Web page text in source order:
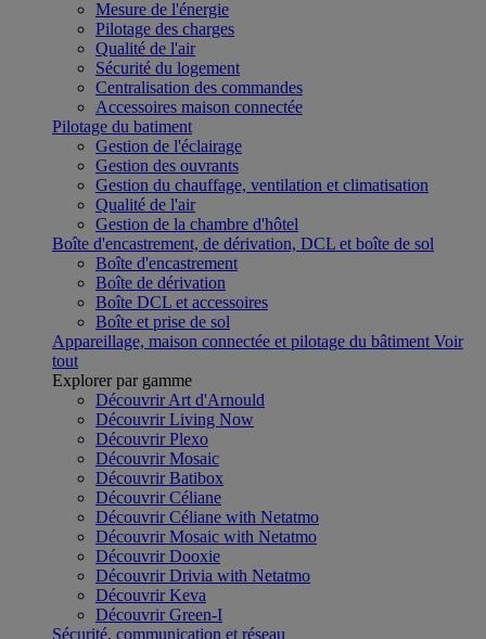
Mesure de l'énergie
Pilotage des charges
Qualité de l'air
Sécurité du logement
Centralisation des commandes
Accessoires maison connectée
Pilotage du batiment
Gestion de l'éclairage
Gestion des ouvrants
Gestion du chauffage, ventilation et climatisation
Qualité de l'air
Gestion de la chambre d'hôtel
Boîte d'encastrement, de dérivation, DCL et boîte de sol
Boîte d'encastrement
Boîte de dérivation
Boîte DCL et accessoires
Boîte et prise de sol
Appareillage, maison connectée et pilotage du bâtiment Voir
tout
Explorer par gamme
Découvrir Art d'Arnould
Découvrir Living Now
Découvrir Plexo
Découvrir Mosaic
Découvrir Batibox
Découvrir Céliane
Découvrir Céliane with Netatmo
Découvrir Mosaic with Netatmo
Découvrir Dooxie
Découvrir Drivia with Netatmo
Découvrir Keva
Découvrir Green-I
Sécurité, communication et réseau